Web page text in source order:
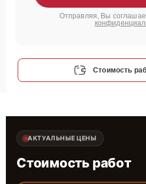
Отправляя, Вы
Стоимость
АКТУАЛЬНЫЕ ЦЕНЫ
Стоимость работ